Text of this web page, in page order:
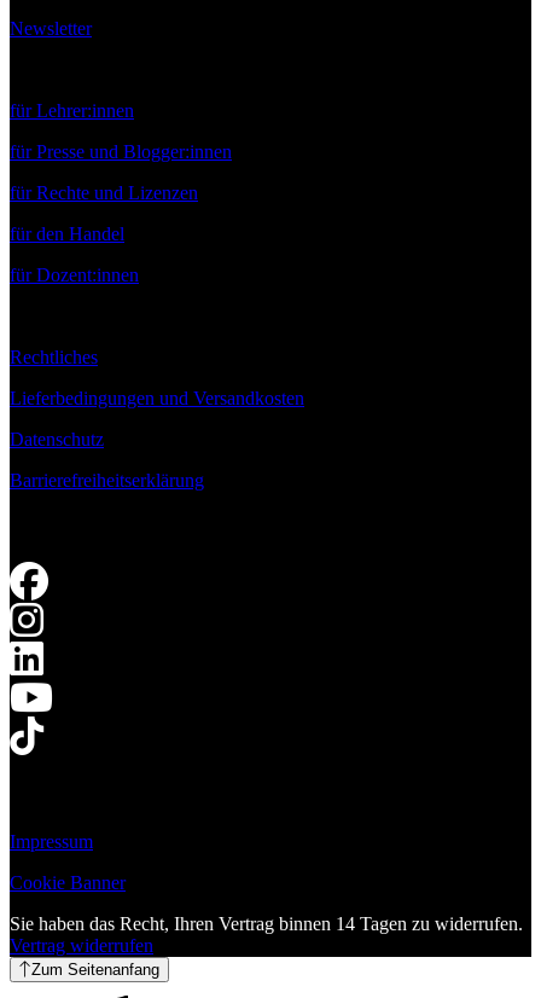
Newsletter
für Lehrer:innen
für Presse und Blogger:innen
für Rechte und Lizenzen
für den Handel
für Dozent:innen
Rechtliches
Lieferbedingungen und Versandkosten
Datenschutz
Barrierefreiheitserklärung
Impressum
Cookie Banner
Sie haben das Recht, Ihren Vertrag binnen 14 Tagen zu widerrufen.
Vertrag widerrufen
Zum Seitenanfang